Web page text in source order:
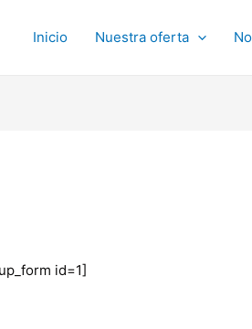
Inicio Nuestra oferta
id=1]